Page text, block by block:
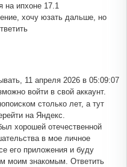
на ипхоне 17.1
хочу юзать дальше, но
, 11 апреля 2026 в 05:09:07
войти в свой аккаунт.
столько лет, а тут
на Яндекс.
хорошей отечественной
в мое личное
его приложения и буду
моим знакомым. Ответить